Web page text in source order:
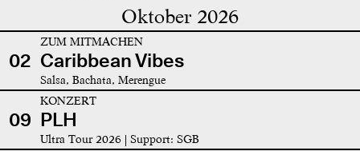
Oktober 2026
02
ZUM MITMACHEN
Caribbean Vibes
Salsa, Bachata, Merengue
09
KONZERT
PLH
Ultra Tour 2026 | Support: SGB